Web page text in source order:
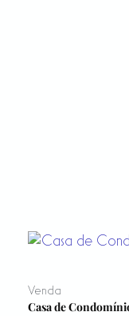
Venda
Casa de